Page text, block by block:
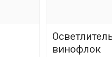
винофлок